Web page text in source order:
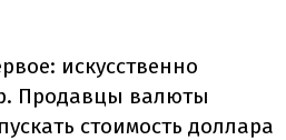
искусственно
Продавцы валюты
стоимость доллара